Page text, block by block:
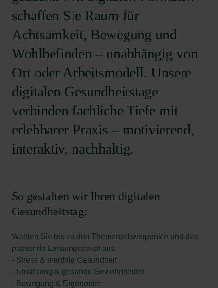
schaffen Sie Raum für
Achtsamkeit, Bewegung und
Wohlbefinden – unabhängig von
Ort oder Arbeitsmodell. Unsere
digitalen Gesundheitstage
verbinden fachliche Tiefe mit
erlebbarer Praxis – motivierend,
interaktiv, nachhaltig.
So gestalten wir Ihren digitalen
Gesundheitstag:
Wählen Sie bis zu drei Themenschwerpunkte und das
passende Leistungspaket aus.
- Stress & mentale Gesundheit
- Ernährung & gesunde Gewohnheiten
- Bewegung & Ergonomie